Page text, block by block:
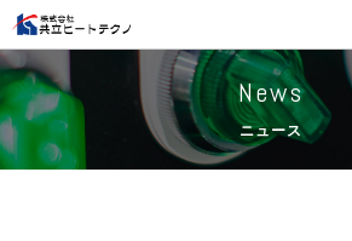
News
ニュース